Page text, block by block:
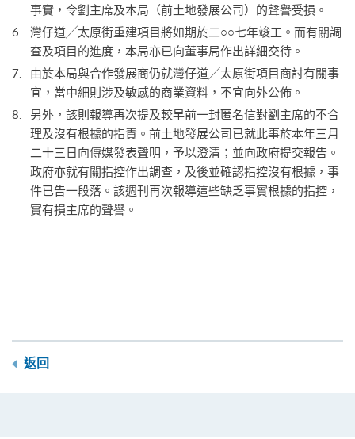
事實，令劉主席及本局（前土地發展公司）的聲譽受損。
灣仔道╱太原街重建項目將如期於二○○七年竣工。而有關調
查及項目的進度，本局亦已向董事局作出詳細交待。
由於本局與合作發展商仍就灣仔道╱太原街項目商討有關事
宜，當中細則涉及敏感的商業資料，不宜向外公佈。
另外，該則報導再次提及較早前一封匿名信對劉主席的不合
理及沒有根據的指責。前土地發展公司已就此事於本年三月
二十三日向傳媒發表聲明，予以澄清；並向政府提交報告。
政府亦就有關指控作出調查，及後並確認指控沒有根據，事
件已告一段落。該週刊再次報導這些缺乏事實根據的指控，
實有損主席的聲譽。
返回